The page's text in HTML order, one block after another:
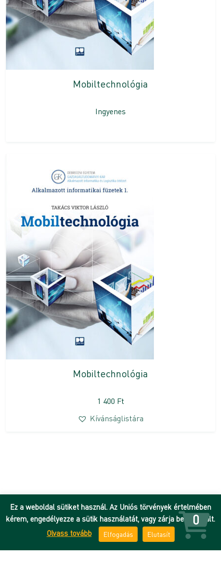
Mobiltechnológia
Ingyenes
Mobiltechnológia
1 400 Ft
Kívánságlistára
Ez a weboldal sütiket használ. Az Uniós törvények értelmében
kérem, engedélyezze a sütik használatát, vagy zárja be az oldalt.
Olvass tovább
Elfogadás Elutasít
0